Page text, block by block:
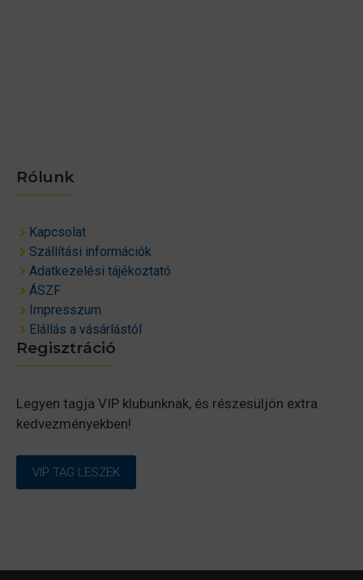
Rólunk
Kapcsolat
Szállítási információk
Adatkezelési tájékoztató
ÁSZF
Impresszum
Elállás a vásárlástól
Regisztráció
Legyen tagja VIP klubunknak, és részesüljön extra
kedvezményekben!
VIP TAG LESZEK